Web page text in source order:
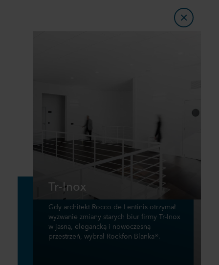
Tr-Inox
Gdy architekt Rocco de Lentinis otrzymał
wyzwanie zmiany starych biur firmy Tr-Inox
w jasną, elegancką i nowoczesną
przestrzeń, wybrał Rockfon Blanka®.